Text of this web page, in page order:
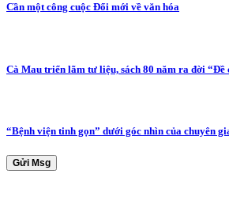
Cần một công cuộc Đổi mới về văn hóa
Cà Mau triển lãm tư liệu, sách 80 năm ra đời “Đề
“Bệnh viện tinh gọn” dưới góc nhìn của chuyên
Gửi Msg